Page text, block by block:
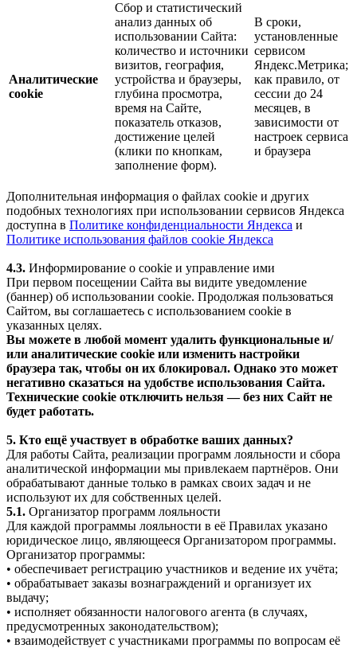
Аналитические
cookie
Сбор и статистический
анализ данных об
использовании Сайта:
количество и источники
визитов, география,
устройства и браузеры,
глубина просмотра,
время на Сайте,
показатель отказов,
достижение целей
(клики по кнопкам,
заполнение форм).
В сроки,
установленные
сервисом
Яндекс.Метрика;
как правило, от
сессии до 24
месяцев, в
зависимости от
настроек сервиса
и браузера
Дополнительная информация о файлах cookie и других
подобных технологиях при использовании сервисов Яндекса
доступна в Политике конфиденциальности Яндекса и
Политике использования файлов cookie Яндекса
4.3. Информирование о cookie и управление ими
При первом посещении Сайта вы видите уведомление
(баннер) об использовании cookie. Продолжая пользоваться
Сайтом, вы соглашаетесь с использованием cookie в
указанных целях.
Вы можете в любой момент удалить функциональные и/
или аналитические cookie или изменить настройки
браузера так, чтобы он их блокировал. Однако это может
негативно сказаться на удобстве использования Сайта.
Технические cookie отключить нельзя — без них Сайт не
будет работать.
5. Кто ещё участвует в обработке ваших данных?
Для работы Сайта, реализации программ лояльности и сбора
аналитической информации мы привлекаем партнёров. Они
обрабатывают данные только в рамках своих задач и не
используют их для собственных целей.
5.1. Организатор программ лояльности
Для каждой программы лояльности в её Правилах указано
юридическое лицо, являющееся Организатором программы.
Организатор программы:
• обеспечивает регистрацию участников и ведение их учёта;
• обрабатывает заказы вознаграждений и организует их
выдачу;
• исполняет обязанности налогового агента (в случаях,
предусмотренных законодательством);
• взаимодействует с участниками программы по вопросам её